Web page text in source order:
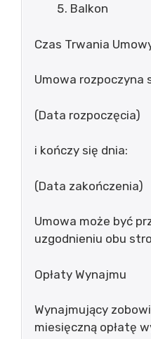
Balkon
Czas Trwania
Umowa rozpoczyna
(Data rozpoczęcia)
i kończy się dnia:
(Data zakończenia)
Umowa może być
uzgodnieniu obu
Opłaty Wynajmu
Wynajmujący
miesięczną opłatę